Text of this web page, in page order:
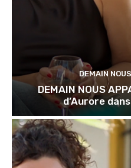
DEMAIN
DEMAIN NOUS
d’Aurore